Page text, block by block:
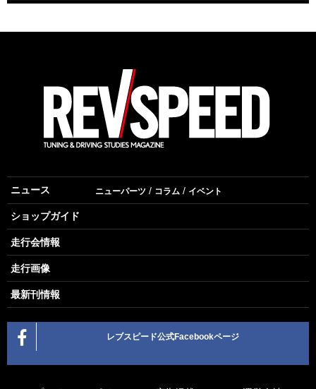
ニュース ニューパーツ コラム イベント
ショップガイド
走行会情報
走行画像
最新刊情報
レブスピード公式Facebookページ